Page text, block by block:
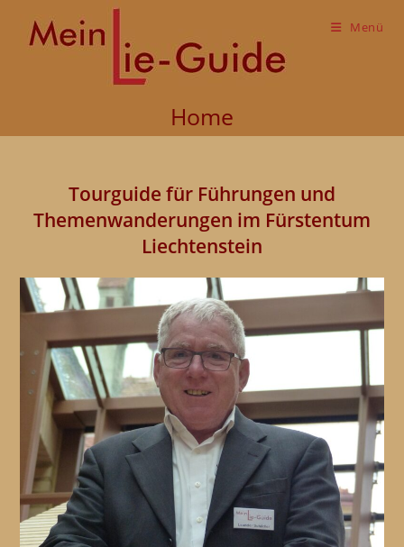
Inhalt
springen
Menü
Home
Tourguide für Führungen und
Themenwanderungen im Fürstentum
Liechtenstein